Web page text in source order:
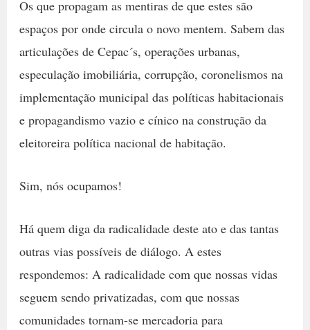
Os que propagam as mentiras de que estes são
espaços por onde circula o novo mentem. Sabem das
articulações de Cepac´s, operações urbanas,
especulação imobiliária, corrupção, coronelismos na
implementação municipal das políticas habitacionais
e propagandismo vazio e cínico na construção da
eleitoreira política nacional de habitação.
Sim, nós ocupamos!
Há quem diga da radicalidade deste ato e das tantas
outras vias possíveis de diálogo. A estes
respondemos: A radicalidade com que nossas vidas
seguem sendo privatizadas, com que nossas
comunidades tornam-se mercadoria para